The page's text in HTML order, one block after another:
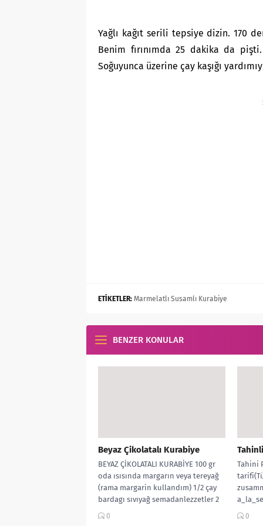
Yağlı kağıt serili tepsiye dizin. 170
Benim fırınımda 25 dakika da
Soğuyunca üzerine çay kaşığı
ETİKETLER: Marmelatlı Susamlı Kurabiye
BENZER KONULAR
Beyaz Çikolatalı Kurabiye
BEYAZ ÇİKOLATALI KURABİYE 100 gr
oda ısısında margarın veya tereyağ
(rama margarin kullandım) 1/2 çay
bardagı sıvıyağ semadanlezzetler 2
yk...
0
Tahini
▫️125g
0